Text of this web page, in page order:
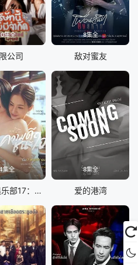
集全
公司
8集全
敌对蜜友
集全
星期五俱乐部17：善良赢得人心
8集全
爱的港湾